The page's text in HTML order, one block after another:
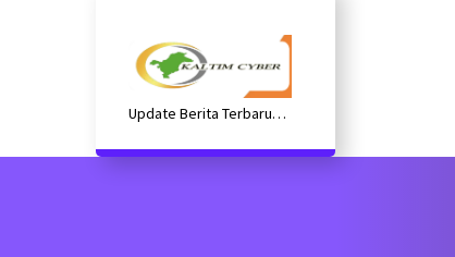
Update Berita Terbaru